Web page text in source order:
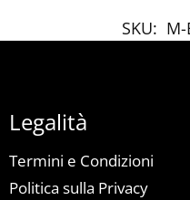
SKU: M-
Legalità
Termini e Condizioni
Politica sulla Privacy